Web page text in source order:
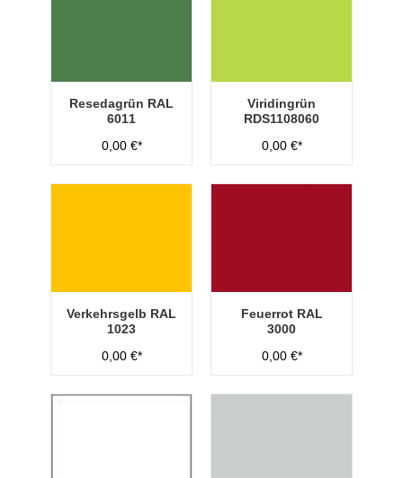
Resedagrün RAL
6011
0,00 €*
Viridingrün
RDS1108060
0,00 €*
Verkehrsgelb RAL
1023
0,00 €*
Feuerrot RAL
3000
0,00 €*